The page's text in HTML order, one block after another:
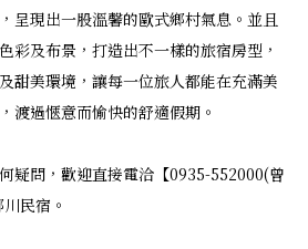
呈現出一股溫馨的歐式鄉村氣息。並且
彩及布景，打造出不一樣的旅宿房型，
甜美環境，讓每一位旅人都能在充滿美
渡過愜意而愉快的舒適假期。
疑問，歡迎直接電洽【0935-552000(曾
民宿。